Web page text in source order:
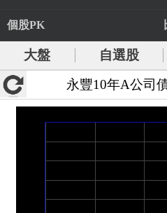
個股PK
大盤 自選股
永豐10年A公司